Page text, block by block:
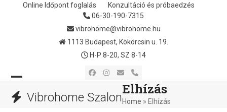
Online Időpont foglalás
Konzultáció és próbaedzés
06-30-190-7315
vibrohome@vibrohome.hu
1113 Budapest, Kökörcsin u. 19.
H-P 8-20, SZ 8-14
Facebook
Instagram
EmailPhone
Vibrohome Szalon
Open
mobile
Close
mobile
Elhízás
Home » Elhízás